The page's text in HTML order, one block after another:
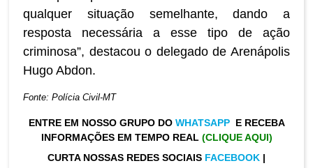
qualquer situação semelhante, dando a
resposta necessária a esse tipo de ação
criminosa”, destacou o delegado de Arenápolis
Hugo Abdon.
Fonte: Polícia Civil-MT
ENTRE EM NOSSO GRUPO DO WHATSAPP E RECEBA
INFORMAÇÕES EM TEMPO REAL (CLIQUE AQUI)
CURTA NOSSAS REDES SOCIAIS FACEBOOK |